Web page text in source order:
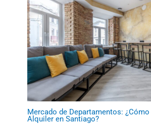
Mercado de Departamentos: ¿Cómo
Alquiler en Santiago?